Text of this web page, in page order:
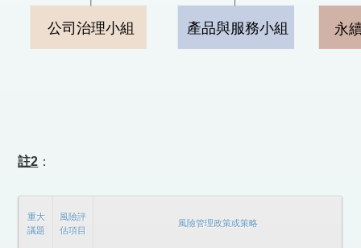
註2 ：
重大
議題
風險評
估項目
風險管理政策或策略